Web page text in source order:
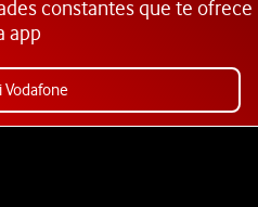
constantes que te ofrece
app
Vodafone
de Vodafone